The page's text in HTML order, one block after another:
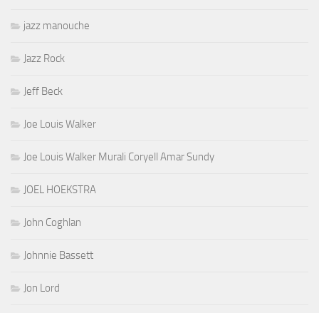
jazz manouche
Jazz Rock
Jeff Beck
Joe Louis Walker
Joe Louis Walker Murali Coryell Amar Sundy
JOEL HOEKSTRA
John Coghlan
Johnnie Bassett
Jon Lord